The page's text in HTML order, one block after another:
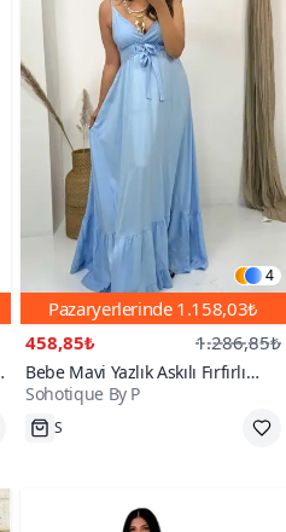
4
Pazaryerlerinde 1.158,03₺
458,85₺
1.286,85₺
Bebe Mavi Yazlık Askılı Fırfırlı
Uzun Elbise
Sohotique By P
S